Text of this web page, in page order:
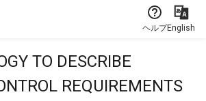
ヘルプEnglish
TO DESCRIBE
REQUIREMENTS